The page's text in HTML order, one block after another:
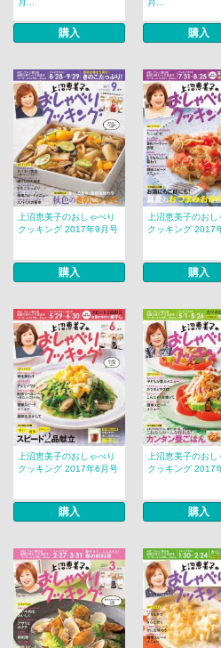
購入 購入
上沼恵美子のおしゃべり
クッキング 2017年9月号
購入
上沼恵美子のおし
クッキング 2017
購入
上沼恵美子のおしゃべり
クッキング 2017年6月号
購入
上沼恵美子のおし
クッキング 2017
購入